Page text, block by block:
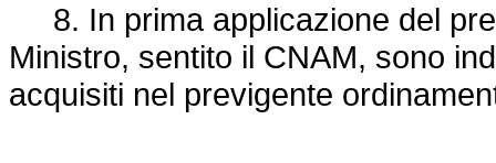
8. In prima applicazione del
Ministro, sentito il CNAM, sono
acquisiti nel previgente